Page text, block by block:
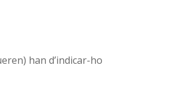
han d’indicar-ho